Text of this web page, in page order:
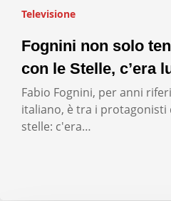
Televisione
Fognini non solo
con le Stelle, c’era
Fabio Fognini, per anni
italiano, è tra i protagonisti
stelle: c'era…